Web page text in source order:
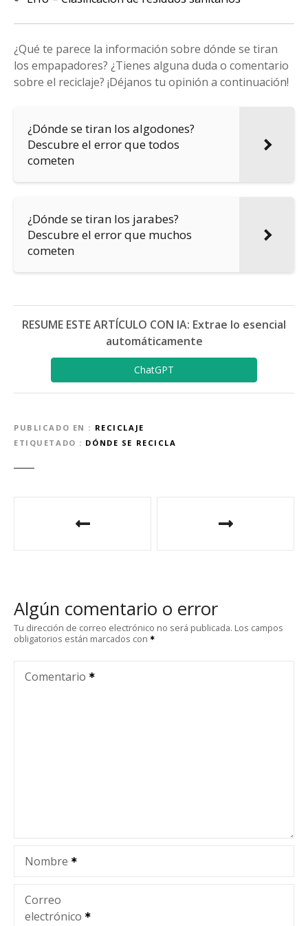
¿Qué te parece la información sobre dónde se tiran
los empapadores? ¿Tienes alguna duda o comentario
sobre el reciclaje? ¡Déjanos tu opinión a continuación!
¿Dónde se tiran los algodones?
Descubre el error que todos
cometen
¿Dónde se tiran los jarabes?
Descubre el error que muchos
cometen
RESUME ESTE ARTÍCULO CON IA: Extrae lo esencial
automáticamente
ChatGPT
PUBLICADO EN
RECICLAJE
ETIQUETADO
DÓNDE SE RECICLA
g
a
n
Algún comentario o error
Tu dirección de correo electrónico no será publicada. Los campos
obligatorios están marcados con
Comentario
Nombre
Correo
electrónico